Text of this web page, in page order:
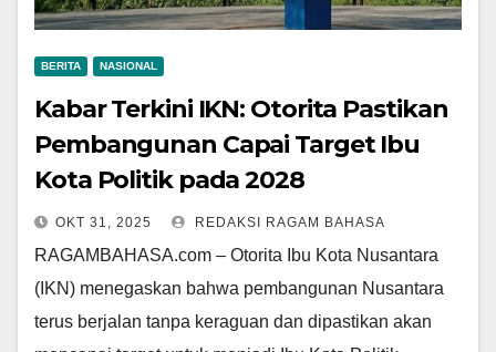
BERITA NASIONAL
Kabar Terkini IKN: Otorita Pastikan
Pembangunan Capai Target Ibu
Kota Politik pada 2028
OKT 31, 2025 REDAKSI RAGAM BAHASA
RAGAMBAHASA.com – Otorita Ibu Kota Nusantara
(IKN) menegaskan bahwa pembangunan Nusantara
terus berjalan tanpa keraguan dan dipastikan akan